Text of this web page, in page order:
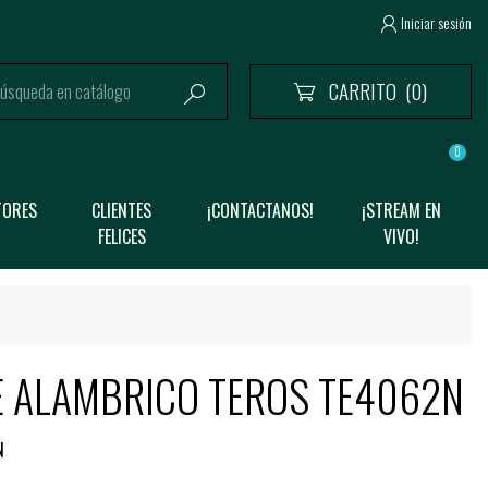
 Iniciar sesión
  CARRITO (0)
0
CLIENTES
FELICES
¡CONTACTANOS!
¡STREAM EN
VIVO!
ALAMBRICO TEROS TE4062N